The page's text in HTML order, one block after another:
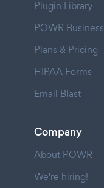
Plugin Library
POWR Business
Plans & Pricing
HIPAA Forms
Email Blast
Company
About POWR
We're hiring!